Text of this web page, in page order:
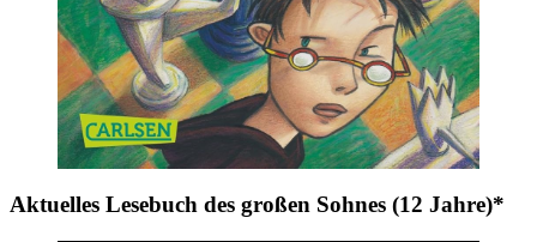
Aktuelles Lesebuch des großen Sohnes (12 Jahre)*